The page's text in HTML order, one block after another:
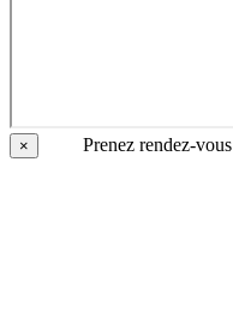
× Prenez rendez-vous